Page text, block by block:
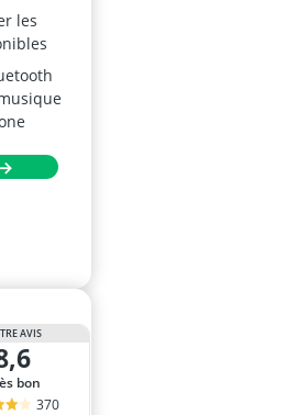
les
AVIS
8,6
bon
370